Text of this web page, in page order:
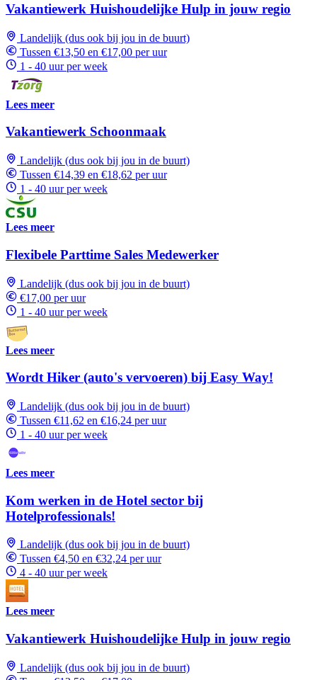
Vakantiewerk Huishoudelijke Hulp in jouw regio
Landelijk (dus ook bij jou in de buurt)
Tussen €13,50 en €17,00 per uur
1 - 40 uur per week
Lees meer
Vakantiewerk Schoonmaak
Landelijk (dus ook bij jou in de buurt)
Tussen €14,39 en €18,62 per uur
1 - 40 uur per week
Lees meer
Flexibele Parttime Sales Medewerker
Landelijk (dus ook bij jou in de buurt)
€17,00 per uur
1 - 40 uur per week
Lees meer
Wordt Hiker (auto's vervoeren) bij Easy Way!
Landelijk (dus ook bij jou in de buurt)
Tussen €11,62 en €16,24 per uur
1 - 40 uur per week
Lees meer
Kom werken in de Hotel sector bij
Hotelprofessionals!
Landelijk (dus ook bij jou in de buurt)
Tussen €4,50 en €32,24 per uur
4 - 40 uur per week
Lees meer
Vakantiewerk Huishoudelijke Hulp in jouw regio
Landelijk (dus ook bij jou in de buurt)